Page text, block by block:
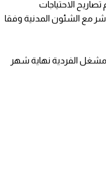
تصاريح الاحتياجات
مع الشئون المدنية وفقا
الفردية نهاية شهر